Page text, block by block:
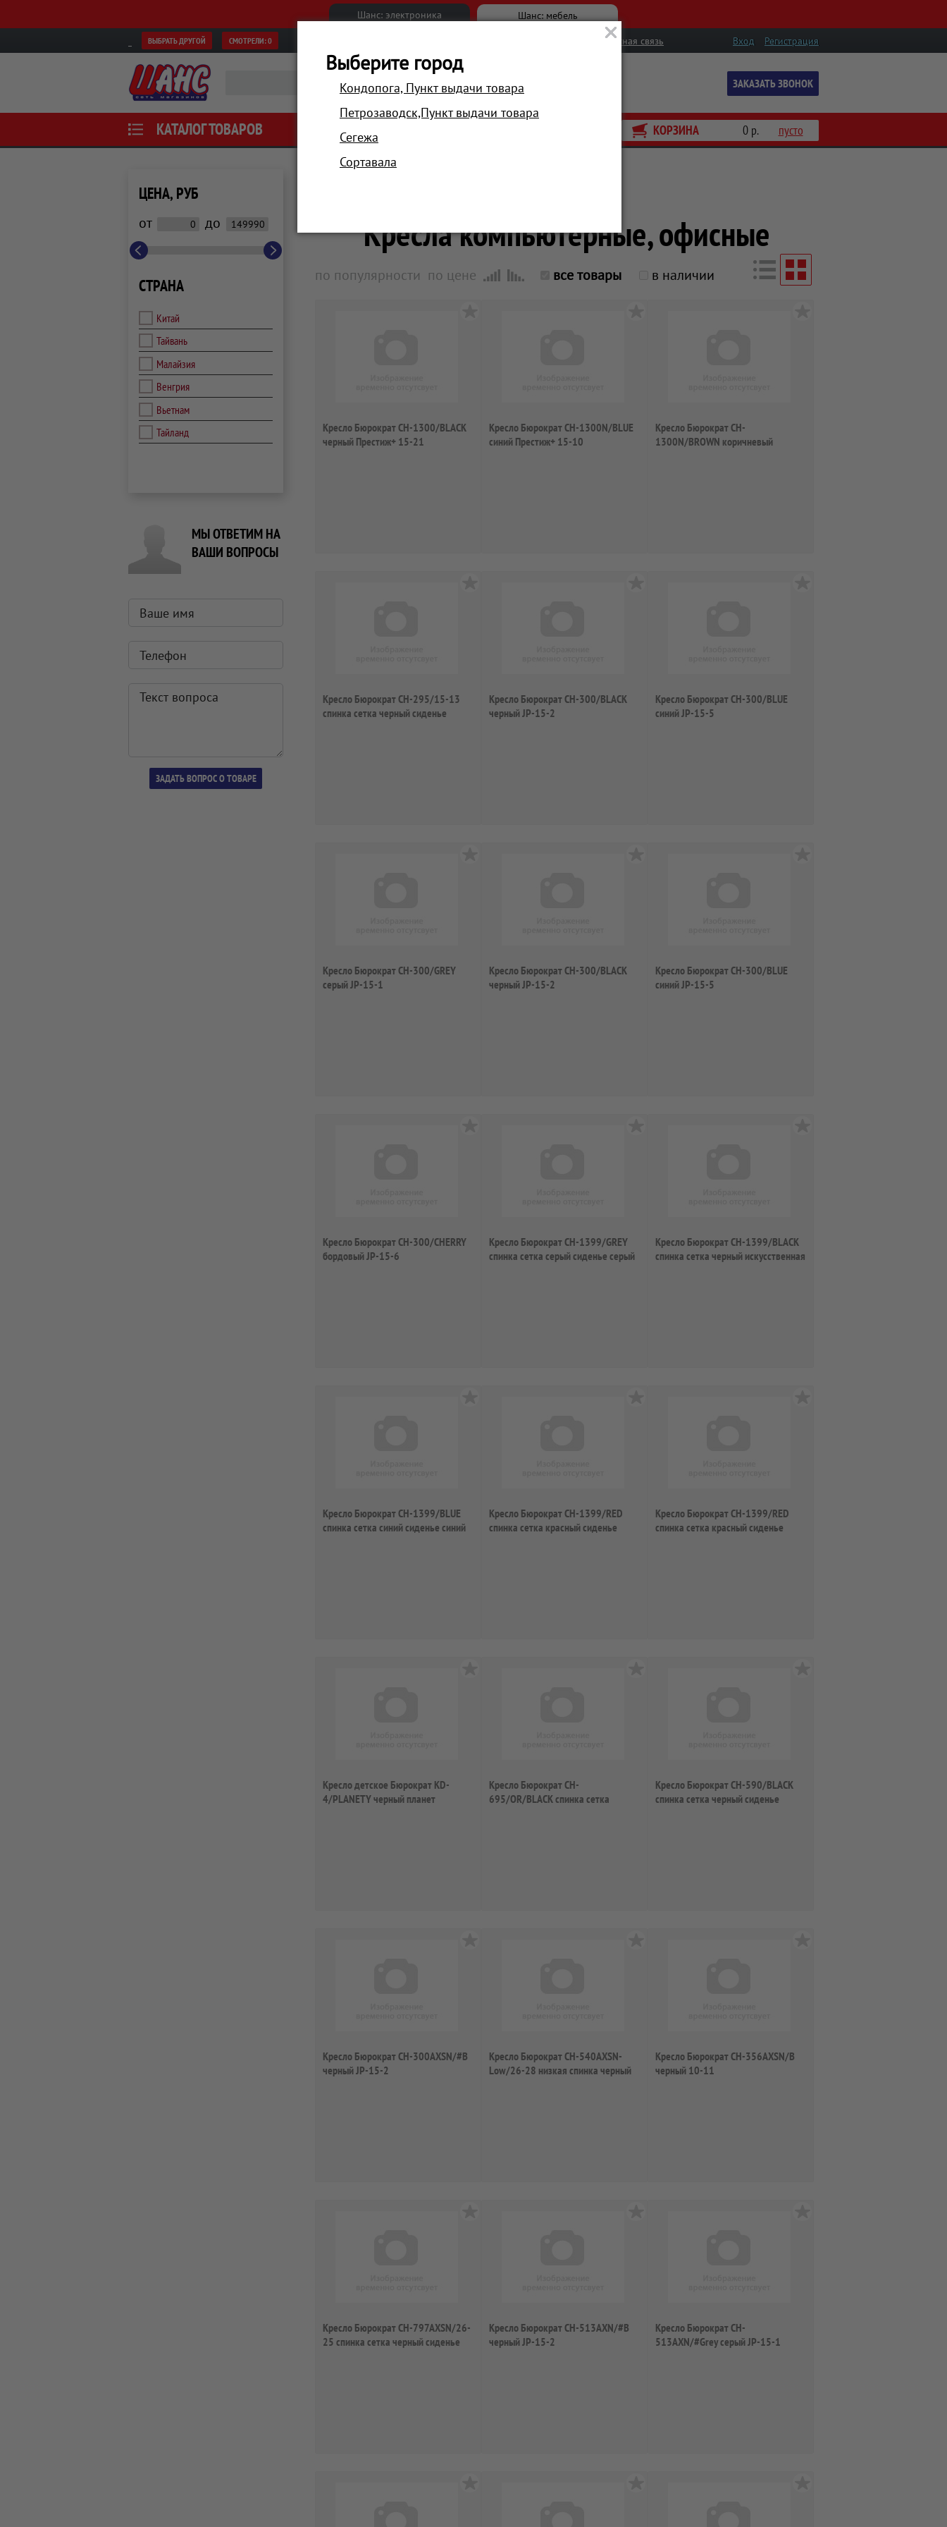
Шанс: электроника Шанс: мебель
ВЫБРАТЬ ДРУГОЙ СМОТРЕЛИ:0 Вход Регистрация
Обратная связь
ЗАКАЗАТЬ ЗВОНОК
КАТАЛОГ ТОВАРОВ АКЦИИ КОРЗИНА 0 р. пусто
ЦЕНА, РУБ
от до
СТРАНА
Китай
Тайвань
Малайзия
Венгрия
Вьетнам
Тайланд
МЫ ОТВЕТИМ НА
ВАШИ ВОПРОСЫ
Кресла компьютерные, офисные
по популярности по цене все товары в наличии
Кресло Бюрократ CH-1300/BLACK
черный Престиж+ 15-21
Кресло Бюрократ CH-1300N/BLUE
синий Престиж+ 15-10
Кресло Бюрократ CH-
1300N/BROWN коричневый
Кресло Бюрократ CH-295/15-13
спинка сетка черный сиденье
Кресло Бюрократ CH-300/BLACK
черный JP-15-2
Кресло Бюрократ CH-300/BLUE
синий JP-15-5
Кресло Бюрократ CH-300/GREY
серый JP-15-1
Кресло Бюрократ CH-300/BLACK
черный JP-15-2
Кресло Бюрократ CH-300/BLUE
синий JP-15-5
Кресло Бюрократ CH-300/CHERRY
бордовый JP-15-6
Кресло Бюрократ CH-1399/GREY
спинка сетка серый сиденье серый
Кресло Бюрократ CH-1399/BLACK
спинка сетка черный искусственная
Кресло Бюрократ CH-1399/BLUE
спинка сетка синий сиденье синий
Кресло Бюрократ CH-1399/RED
спинка сетка красный сиденье
Кресло Бюрократ CH-1399/RED
спинка сетка красный сиденье
Кресло детское Бюрократ KD-
4/PLANETY черный планет
Кресло Бюрократ CH-
695/OR/BLACK спинка сетка
Кресло Бюрократ CH-590/BLACK
спинка сетка черный сиденье
Кресло Бюрократ CH-300AXSN/#B
черный JP-15-2
Кресло Бюрократ CH-540AXSN-
Low/26-28 низкая спинка черный
Кресло Бюрократ CH-356AXSN/B
черный 10-11
Кресло Бюрократ CH-797AXSN/26-
25 спинка сетка черный сиденье
Кресло Бюрократ CH-513AXN/#B
черный JP-15-2
Кресло Бюрократ CH-
513AXN/#Grey серый JP-15-1
Выберите город
Кондопога, Пункт выдачи товара
Петрозаводск,Пункт выдачи товара
Сегежа
Сортавала